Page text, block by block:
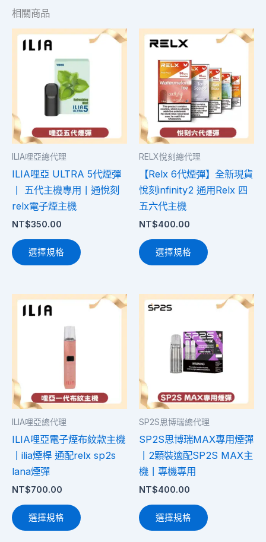
相關商品
ILIA哩亞總代理
ILIA哩亞 ULTRA 5代煙彈
丨 五代主機專用丨通悅刻
relx電子煙主機
NT$350.00
選擇規格
此
有
多
種
款
式。
在
產
選
選
項
RELX悅刻總代理
【Relx 6代煙彈】全新現貨
悅刻infinity2 通用Relx 四
五六代主機
NT$400.00
選擇規格
此
品
有
多
種
款
式。
在
產
選
選
項
ILIA哩亞總代理
ILIA哩亞電子煙布紋款主機
丨ilia煙桿 通配relx sp2s
lana煙彈
NT$700.00
選擇規格
此
款
在
產
SP2S思博瑞總代理
SP2S思博瑞MAX專用煙彈
丨2顆裝適配SP2S MAX主
機丨專機專用
NT$400.00
選擇規格
此
品
有
多
款
可
在
產